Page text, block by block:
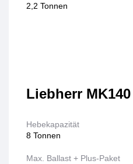
2,2 Tonnen
Liebherr MK140
Hebekapazität
8 Tonnen
Max. Ballast + Plus-Paket